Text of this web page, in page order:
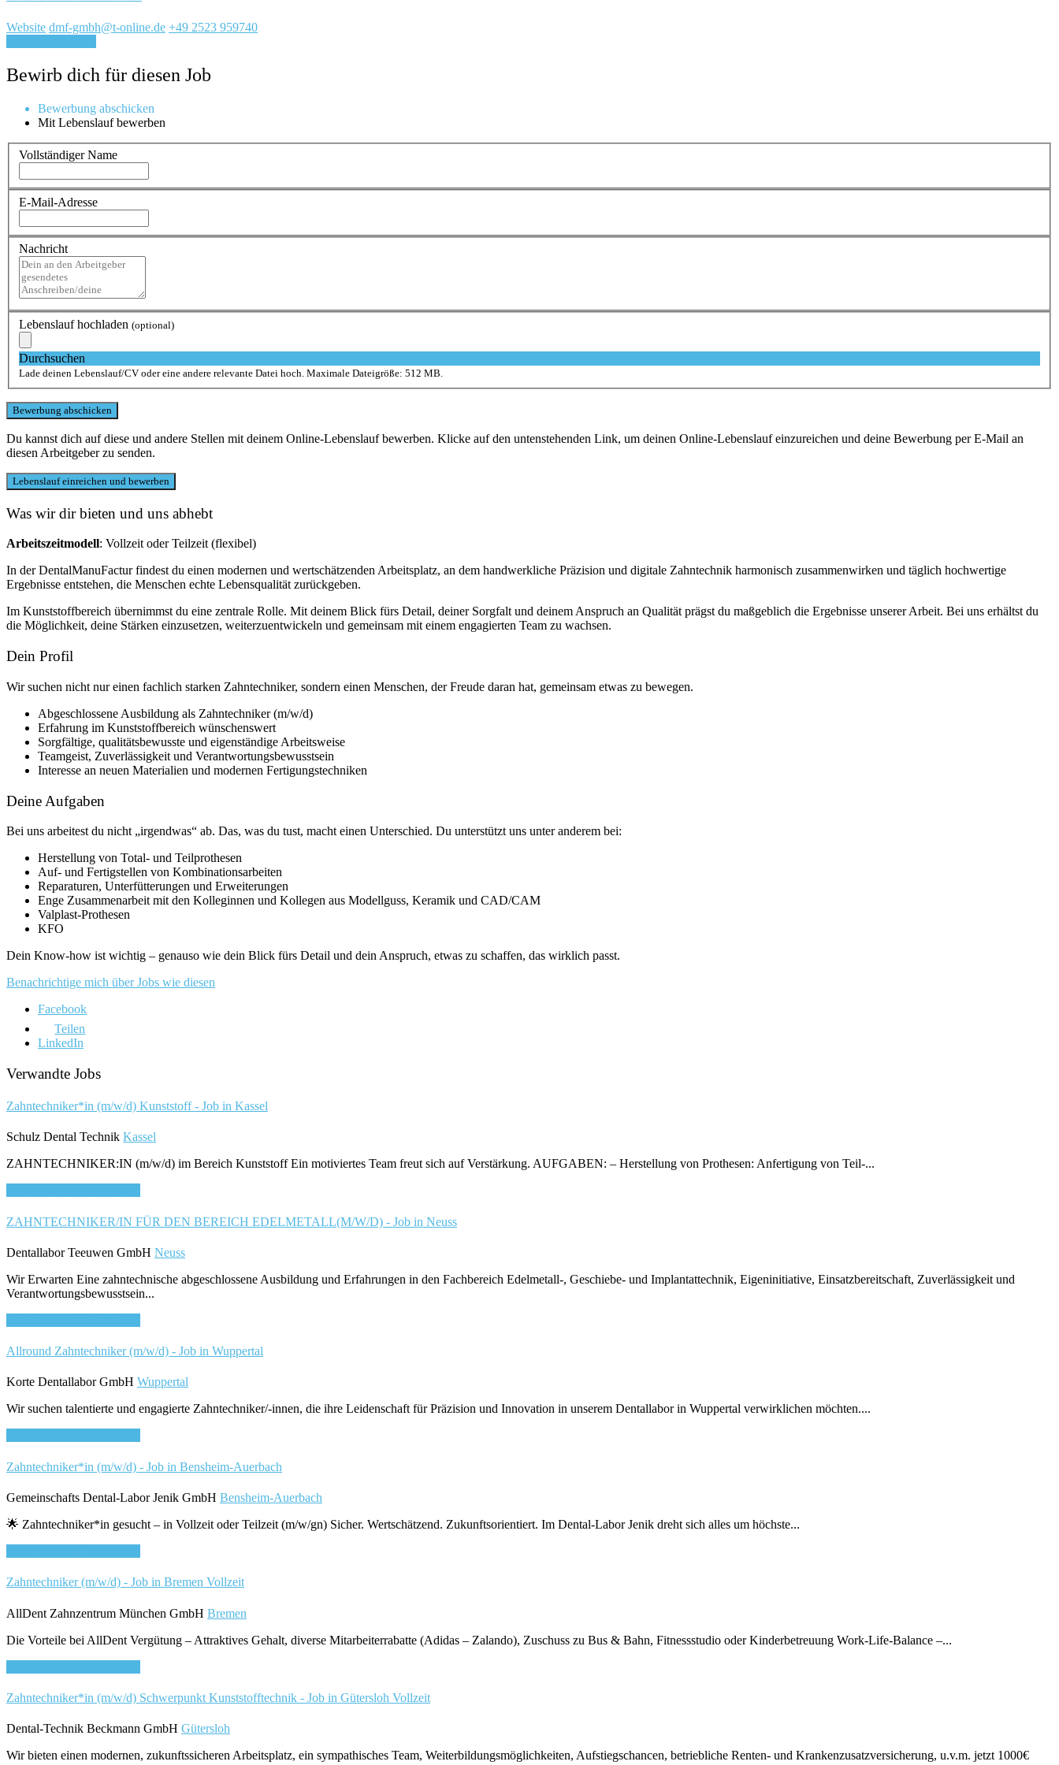
Website dmf-gmbh@t-online.de +49 2523 959740
Bewirb dich für diesen Job
Bewerbung abschicken
Mit Lebenslauf bewerben
Vollständiger Name
E-Mail-Adresse
Nachricht
Lebenslauf hochladen (optional)
Durchsuchen
Lade deinen Lebenslauf/CV oder eine andere relevante Datei hoch. Maximale Dateigröße: 512 MB.
Du kannst dich auf diese und andere Stellen mit deinem Online-Lebenslauf bewerben. Klicke auf den untenstehenden Link, um deinen Online-Lebenslauf einzureichen und deine Bewerbung per E-Mail an
diesen Arbeitgeber zu senden.
Was wir dir bieten und uns abhebt
Arbeitszeitmodell: Vollzeit oder Teilzeit (flexibel)
In der DentalManuFactur findest du einen modernen und wertschätzenden Arbeitsplatz, an dem handwerkliche Präzision und digitale Zahntechnik harmonisch zusammenwirken und täglich hochwertige
Ergebnisse entstehen, die Menschen echte Lebensqualität zurückgeben.
Im Kunststoffbereich übernimmst du eine zentrale Rolle. Mit deinem Blick fürs Detail, deiner Sorgfalt und deinem Anspruch an Qualität prägst du maßgeblich die Ergebnisse unserer Arbeit. Bei uns erhältst du
die Möglichkeit, deine Stärken einzusetzen, weiterzuentwickeln und gemeinsam mit einem engagierten Team zu wachsen.
Dein Profil
Wir suchen nicht nur einen fachlich starken Zahntechniker, sondern einen Menschen, der Freude daran hat, gemeinsam etwas zu bewegen.
Abgeschlossene Ausbildung als Zahntechniker (m/w/d)
Erfahrung im Kunststoffbereich wünschenswert
Sorgfältige, qualitätsbewusste und eigenständige Arbeitsweise
Teamgeist, Zuverlässigkeit und Verantwortungsbewusstsein
Interesse an neuen Materialien und modernen Fertigungstechniken
Deine Aufgaben
Bei uns arbeitest du nicht „irgendwas“ ab. Das, was du tust, macht einen Unterschied. Du unterstützt uns unter anderem bei:
Herstellung von Total- und Teilprothesen
Auf- und Fertigstellen von Kombinationsarbeiten
Reparaturen, Unterfütterungen und Erweiterungen
Enge Zusammenarbeit mit den Kolleginnen und Kollegen aus Modellguss, Keramik und CAD/CAM
Valplast-Prothesen
KFO
Dein Know-how ist wichtig – genauso wie dein Blick fürs Detail und dein Anspruch, etwas zu schaffen, das wirklich passt.
Benachrichtige mich über Jobs wie diesen
Facebook
Teilen
LinkedIn
Verwandte Jobs
Zahntechniker*in (m/w/d) Kunststoff - Job in Kassel
Schulz Dental Technik Kassel
ZAHNTECHNIKER:IN (m/w/d) im Bereich Kunststoff Ein motiviertes Team freut sich auf Verstärkung. AUFGABEN: – Herstellung von Prothesen: Anfertigung von Teil-...
ZAHNTECHNIKER/IN FÜR DEN BEREICH EDELMETALL(M/W/D) - Job in Neuss
Dentallabor Teeuwen GmbH Neuss
Wir Erwarten Eine zahntechnische abgeschlossene Ausbildung und Erfahrungen in den Fachbereich Edelmetall-, Geschiebe- und Implantattechnik, Eigeninitiative, Einsatzbereitschaft, Zuverlässigkeit und
Verantwortungsbewusstsein...
Allround Zahntechniker (m/w/d) - Job in Wuppertal
Korte Dentallabor GmbH Wuppertal
Wir suchen talentierte und engagierte Zahntechniker/-innen, die ihre Leidenschaft für Präzision und Innovation in unserem Dentallabor in Wuppertal verwirklichen möchten....
Zahntechniker*in (m/w/d) - Job in Bensheim-Auerbach
Gemeinschafts Dental-Labor Jenik GmbH Bensheim-Auerbach
🌟 Zahntechniker*in gesucht – in Vollzeit oder Teilzeit (m/w/gn) Sicher. Wertschätzend. Zukunftsorientiert. Im Dental-Labor Jenik dreht sich alles um höchste...
Zahntechniker (m/w/d) - Job in Bremen Vollzeit
AllDent Zahnzentrum München GmbH Bremen
Die Vorteile bei AllDent Vergütung – Attraktives Gehalt, diverse Mitarbeiterrabatte (Adidas – Zalando), Zuschuss zu Bus & Bahn, Fitnessstudio oder Kinderbetreuung Work-Life-Balance –...
Zahntechniker*in (m/w/d) Schwerpunkt Kunststofftechnik - Job in Gütersloh Vollzeit
Dental-Technik Beckmann GmbH Gütersloh
Wir bieten einen modernen, zukunftssicheren Arbeitsplatz, ein sympathisches Team, Weiterbildungsmöglichkeiten, Aufstiegschancen, betriebliche Renten- und Krankenzusatzversicherung, u.v.m. jetzt 1000€